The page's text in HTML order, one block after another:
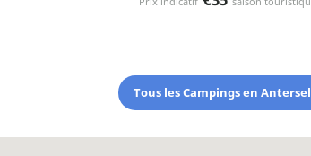
Tous les Campings en